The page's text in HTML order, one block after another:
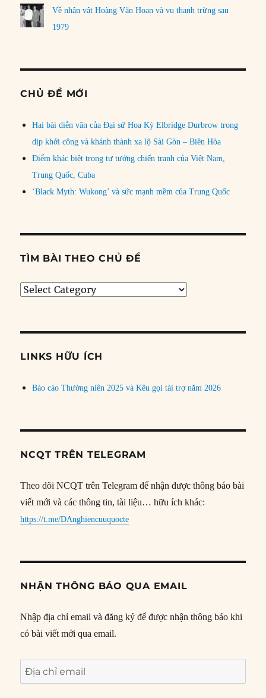
Về nhân vật Hoàng Văn Hoan và vụ thanh trừng sau
1979
CHỦ ĐỀ MỚI
Hai bài diễn văn của Đại sứ Hoa Kỳ Elbridge Durbrow trong
dịp khởi công và khánh thành xa lộ Sài Gòn – Biên Hòa
Điểm khác biệt trong tư tưởng chiến tranh của Việt Nam,
Trung Quốc, Cuba
‘Black Myth: Wukong’ và sức mạnh mềm của Trung Quốc
TÌM BÀI THEO CHỦ ĐỀ
Tìm
đề
LINKS HỮU ÍCH
Báo cáo Thường niên 2025 và Kêu gọi tài trợ năm 2026
NCQT TRÊN TELEGRAM
Theo dõi NCQT trên Telegram để nhận được thông báo bài
viết mới và các thông tin, tài liệu… hữu ích khác:
https://t.me/DAnghiencuuquocte
NHẬN THÔNG BÁO QUA EMAIL
Nhập địa chỉ email và đăng ký để được nhận thông báo khi
có bài viết mới qua email.
Địa
chỉ